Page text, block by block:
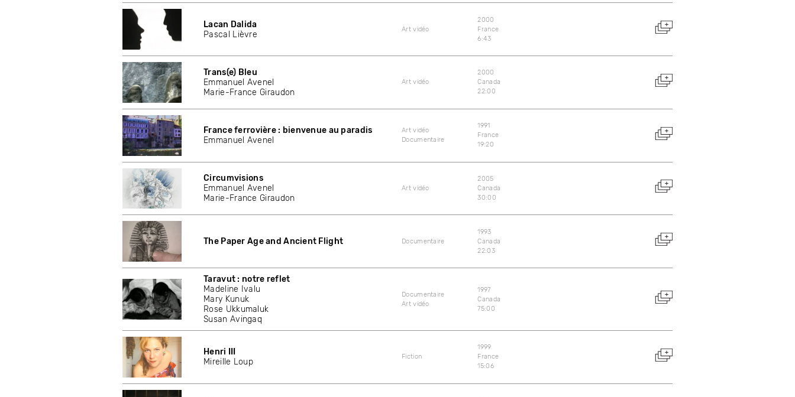
Lacan Dalida
Pascal Lièvre
Art vidéo
2000
France
6:43
Trans(e) Bleu
Emmanuel Avenel
Marie-France Giraudon
Art vidéo
2000
Canada
22:00
France ferrovière : bienvenue au paradis
Emmanuel Avenel
Art vidéo
Documentaire
1991
France
19:20
Circumvisions
Emmanuel Avenel
Marie-France Giraudon
Art vidéo
2005
Canada
30:00
The Paper Age and Ancient Flight Documentaire
1993
Canada
22:03
Taravut : notre reflet
Madeline Ivalu
Mary Kunuk
Rose Ukkumaluk
Susan Avingaq
Documentaire
Art vidéo
1997
Canada
75:00
Henri III
Mireille Loup
Fiction
1999
France
15:06